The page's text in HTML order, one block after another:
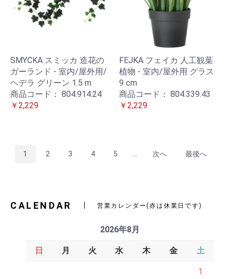
SMYCKA スミッカ 造花の
ガーランド - 室内/屋外用/
ヘデラ グリーン 1.5 m
商品コード： 804.914.24
￥2,229
FEJKA フェイカ 人工観葉
植物 - 室内/屋外用 グラス
9 cm
商品コード： 804.339.43
￥2,229
1 2 3 4 5 次へ 最後へ
CALENDAR 営業カレンダー(赤は休業日です)
2026年8月
日 月 火 水 木 金 土
1